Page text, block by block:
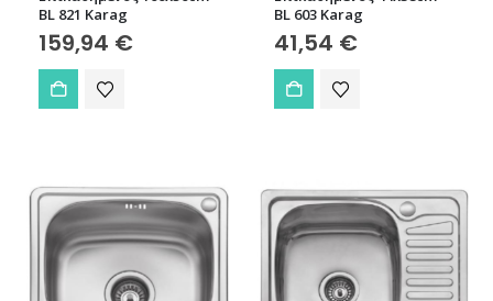
BL 821 Karag
159,94 €
BL 603 Karag
41,54 €